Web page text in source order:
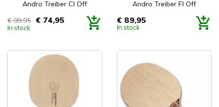
Andro Treiber CI Off
Prijs
€ 99,95 € 74,95
In stock
Andro Treiber FI Off
Prijs
€ 89,95
In stock